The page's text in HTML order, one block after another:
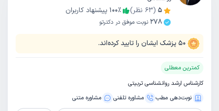
5
(
63 نظر) 100٪
پیشنهاد کاربران
278 نوبت موفق در دکترتو
50 پزشک ایشان را تایید کرده‌اند.
کمترین معطلی
کارشناس ارشد روانشناسی تربیتی
نوبت‌دهی مطب
مشاوره‌ تلفنی مشاوره‌ متنی